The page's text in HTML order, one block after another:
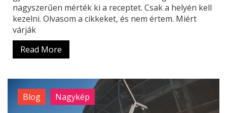
nagyszerűen mérték ki a receptet. Csak a helyén kell
kezelni. Olvasom a cikkeket, és nem értem. Miért
várják
Read More
Blog Nagykép